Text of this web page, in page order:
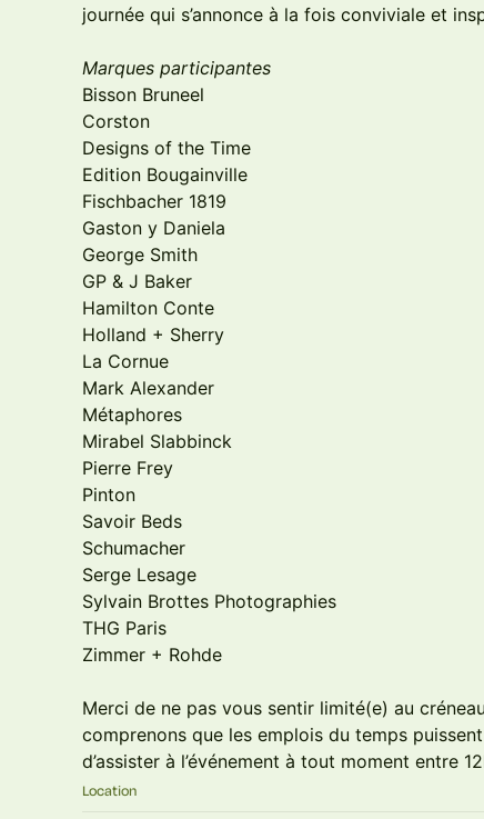
journée qui s’annonce à la fois conviviale et
Marques participantes
Bisson Bruneel
Corston
Designs of the Time
Edition Bougainville
Fischbacher 1819
Gaston y Daniela
George Smith
GP & J Baker
Hamilton Conte
Holland + Sherry
La Cornue
Mark Alexander
Métaphores
Mirabel Slabbinck
Pierre Frey
Pinton
Savoir Beds
Schumacher
Serge Lesage
Sylvain Brottes Photographies
THG Paris
Zimmer + Rohde
Merci de ne pas vous sentir limité(e) au
comprenons que les emplois du temps
d’assister à l’événement à tout moment entre
Location